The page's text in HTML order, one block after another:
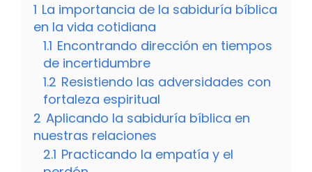
1 La importancia de la sabiduría bíblica
en la vida cotidiana
1.1 Encontrando dirección en tiempos
de incertidumbre
1.2 Resistiendo las adversidades con
fortaleza espiritual
2 Aplicando la sabiduría bíblica en
nuestras relaciones
2.1 Practicando la empatía y el